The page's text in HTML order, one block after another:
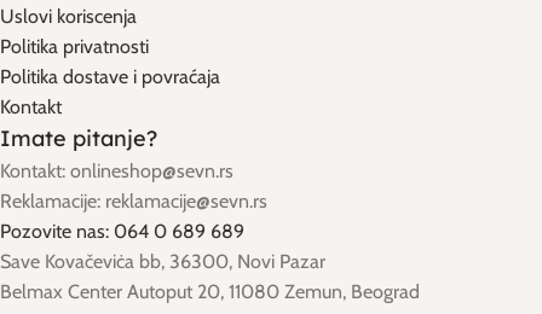
Uslovi koriscenja
Politika privatnosti
Politika dostave i povraćaja
Kontakt
Imate pitanje?
Kontakt: onlineshop@sevn.rs
Reklamacije: reklamacije@sevn.rs
Pozovite nas: 064 0 689 689
Save Kovačeviċa bb, 36300, Novi Pazar
Belmax Center Autoput 20, 11080 Zemun, Beograd